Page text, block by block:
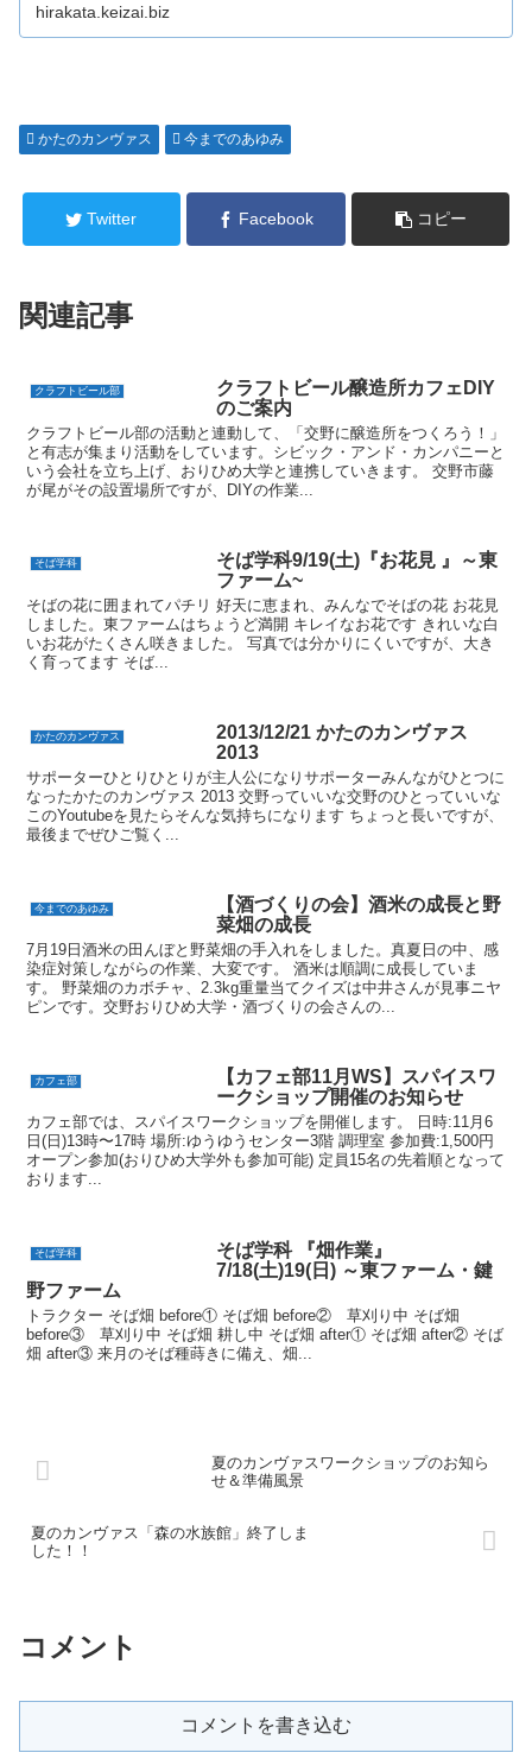
hirakata.keizai.biz
かたのカンヴァス 今までのあゆみ
Twitter Facebook コピー
関連記事
クラフトビール部
クラフトビール醸造所カフェDIY
のご案内
クラフトビール部の活動と連動して、「交野に醸造所をつくろう！」
と有志が集まり活動をしています。シビック・アンド・カンパニーと
いう会社を立ち上げ、おりひめ大学と連携していきます。 交野市藤
が尾がその設置場所ですが、DIYの作業...
そば学科
そば学科9/19(土)『お花見 』～東
ファーム~
そばの花に囲まれてパチリ 好天に恵まれ、みんなでそばの花 お花見
しました。東ファームはちょうど満開 キレイなお花です きれいな白
いお花がたくさん咲きました。 写真では分かりにくいですが、大き
く育ってます そば...
かたのカンヴァス
2013/12/21 かたのカンヴァス
2013
サポーターひとりひとりが主人公になりサポーターみんながひとつに
なったかたのカンヴァス 2013 交野っていいな交野のひとっていいな
このYoutubeを見たらそんな気持ちになります ちょっと長いですが、
最後までぜひご覧く...
今までのあゆみ
【酒づくりの会】酒米の成長と野
菜畑の成長
7月19日酒米の田んぼと野菜畑の手入れをしました。真夏日の中、感
染症対策しながらの作業、大変です。 酒米は順調に成長していま
す。 野菜畑のカボチャ、2.3kg重量当てクイズは中井さんが見事ニヤ
ピンです。交野おりひめ大学・酒づくりの会さんの...
カフェ部
【カフェ部11月WS】スパイスワ
ークショップ開催のお知らせ
カフェ部では、スパイスワークショップを開催します。 日時:11月6
日(日)13時〜17時 場所:ゆうゆうセンター3階 調理室 参加費:1,500円
オープン参加(おりひめ大学外も参加可能) 定員15名の先着順となって
おります...
そば学科
そば学科 『畑作業』
7/18(土)19(日) ～東ファーム・鍵
野ファーム
トラクター そば畑 before① そば畑 before② 草刈り中 そば畑
before③ 草刈り中 そば畑 耕し中 そば畑 after① そば畑 after② そば
畑 after③ 来月のそば種蒔きに備え、畑...
夏のカンヴァスワークショップのお知ら
せ＆準備風景
夏のカンヴァス「森の水族館」終了しま
した！！
コメント
コメントを書き込む